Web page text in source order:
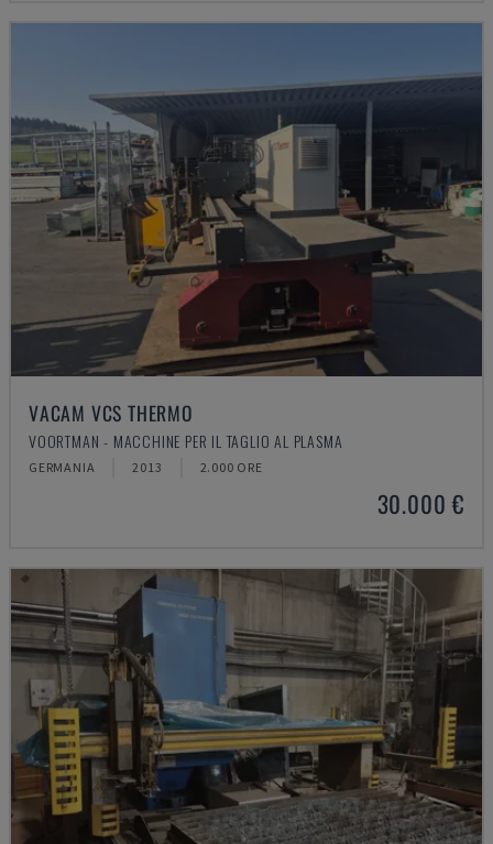
VACAM VCS THERMO
VOORTMAN - MACCHINE PER IL TAGLIO AL PLASMA
GERMANIA 2013 2.000 ORE
30.000 €